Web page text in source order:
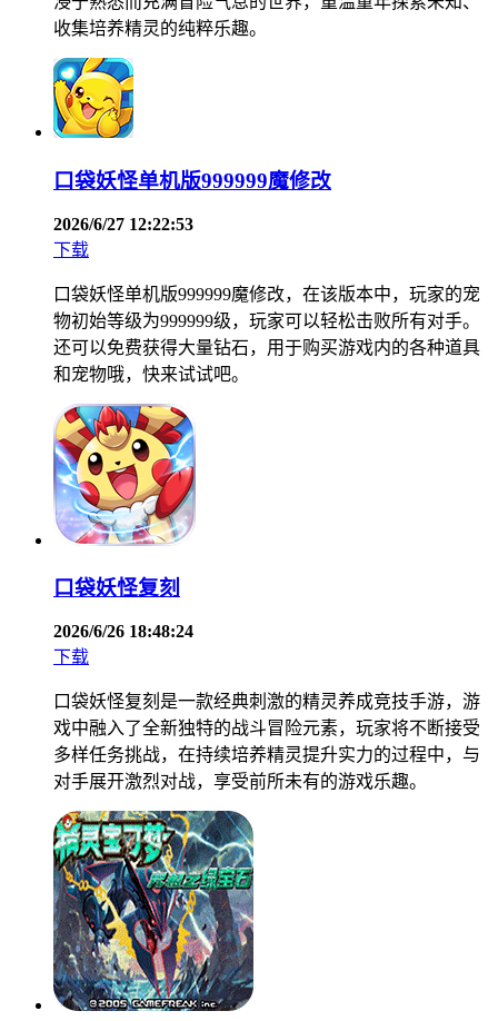
收集培养精灵的纯粹乐趣。
口袋妖怪单机版999999魔修改
2026/6/27 12:22:53
下载
口袋妖怪单机版999999魔修改，在该版本中，玩家的宠
物初始等级为999999级，玩家可以轻松击败所有对手。
还可以免费获得大量钻石，用于购买游戏内的各种道具
和宠物哦，快来试试吧。
口袋妖怪复刻
2026/6/26 18:48:24
下载
口袋妖怪复刻是一款经典刺激的精灵养成竞技手游，游
戏中融入了全新独特的战斗冒险元素，玩家将不断接受
多样任务挑战，在持续培养精灵提升实力的过程中，与
对手展开激烈对战，享受前所未有的游戏乐趣。